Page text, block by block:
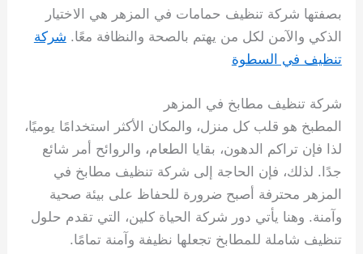
بصفتها شركة تنظيف حمامات في المزهر هي الاختيار
الذكي والآمن لكل من يهتم بالصحة والنظافة معًا. شركة
تنظيف في السطوة
شركة تنظيف مطابخ في المزهر
المطبخ هو قلب كل منزل، والمكان الأكثر استخدامًا يوميًا،
لذا فإن تراكم الدهون، بقايا الطعام، والروائح أمر شائع
جدًا. لذلك، فإن الحاجة إلى شركة تنظيف مطابخ في
المزهر محترفة أصبح ضرورة للحفاظ على بيئة صحية
وآمنة. وهنا يأتي دور شركة الحياة كلين، التي تقدم حلول
تنظيف شاملة للمطابخ تجعلها نظيفة وآمنة تمامًا.